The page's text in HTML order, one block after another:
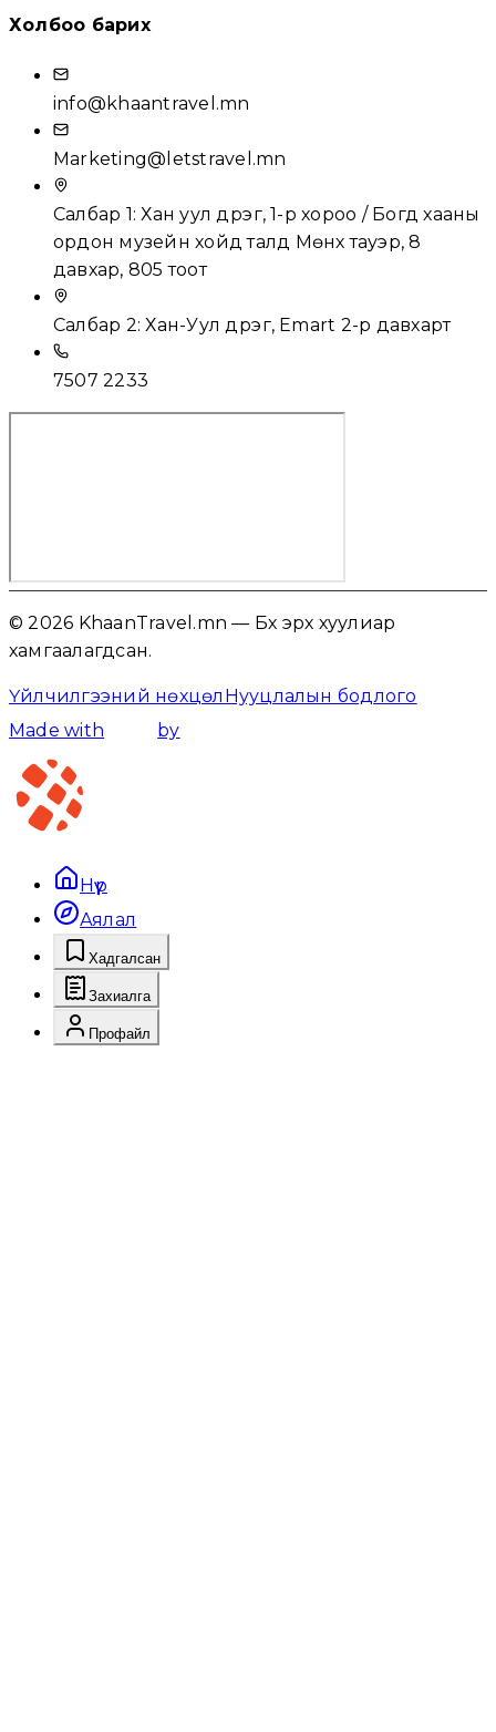
Холбоо барих
info@khaantravel.mn
Marketing@letstravel.mn
Салбар 1: Хан уул дүүрэг, 1-р хороо / Богд хааны
ордон музейн хойд талд Мөнх тауэр, 8
давхар, 805 тоот
Салбар 2: Хан-Уул дүүрэг, Emart 2-р давхарт
7507 2233
© 2026 KhaanTravel.mn — Бүх эрх хуулиар
хамгаалагдсан.
Үйлчилгээний нөхцөл Нууцлалын бодлого
Made with
by
Нүүр
Аялал
Хадгалсан
Захиалга
Профайл